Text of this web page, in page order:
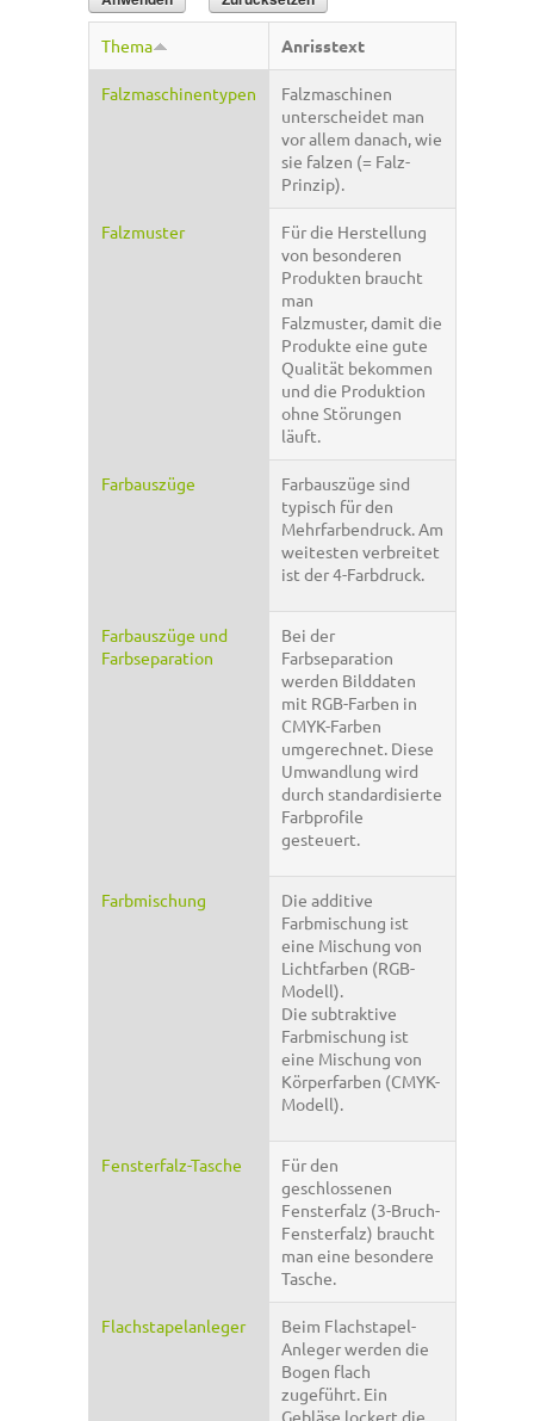
Thema Anrisstext
Falzmaschinentypen
Falzmaschinen
unterscheidet man
vor allem danach, wie
sie falzen (= Falz-
Prinzip).
Falzmuster
Für die Herstellung
von besonderen
Produkten braucht
man
Falzmuster, damit die
Produkte eine gute
Qualität bekommen
und die Produktion
ohne Störungen
läuft.
Farbauszüge
Farbauszüge sind
typisch für den
Mehrfarbendruck. Am
weitesten verbreitet
ist der 4-Farbdruck.
Farbauszüge und
Farbseparation
Bei der
Farbseparation
werden Bilddaten
mit RGB-Farben in
CMYK-Farben
umgerechnet. Diese
Umwandlung wird
durch standardisierte
Farbprofile
gesteuert.
Farbmischung
Die additive
Farbmischung ist
eine Mischung von
Lichtfarben (RGB-
Modell).
Die subtraktive
Farbmischung ist
eine Mischung von
Körperfarben (CMYK-
Modell).
Fensterfalz-Tasche
Für den
geschlossenen
Fensterfalz (3-Bruch-
Fensterfalz) braucht
man eine besondere
Tasche.
Flachstapelanleger
Beim Flachstapel-
Anleger werden die
Bogen flach
zugeführt. Ein